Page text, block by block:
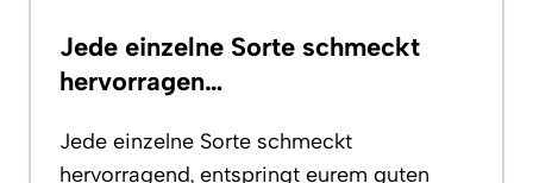
Jede einzelne Sorte schmeckt
hervorragen…
Jede einzelne Sorte schmeckt
hervorragend, entspringt eurem guten